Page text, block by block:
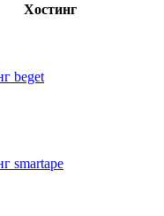
Хостинг